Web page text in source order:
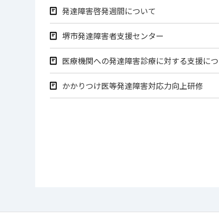
発達障害啓発週間について
堺市発達障害者支援センター
医療機関への発達障害診療に対する支援に
かかりつけ医等発達障害対応力向上研修